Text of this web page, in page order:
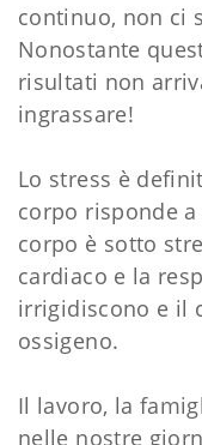
continuo, non ci
Nonostante
risultati non
ingrassare!
Lo stress è
corpo risponde
corpo è sotto
cardiaco e la
irrigidiscono e il
ossigeno.
Il lavoro, la
nelle nostre